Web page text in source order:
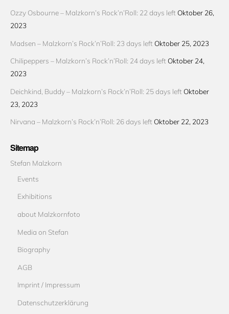
Ozzy Osbourne – Malzkorn’s Rock’n’Roll: 22 days left Oktober 26,
2023
Madsen – Malzkorn’s Rock’n’Roll: 23 days left Oktober 25, 2023
Chilipeppers – Malzkorn’s Rock’n’Roll: 24 days left Oktober 24,
2023
Deichkind, Buddy – Malzkorn’s Rock’n’Roll: 25 days left Oktober
23, 2023
Nirvana – Malzkorn’s Rock’n’Roll: 26 days left Oktober 22, 2023
Sitemap
Stefan Malzkorn
Events
Exhibitions
about Malzkornfoto
Media on Stefan
Biography
AGB
Imprint / Impressum
Datenschutzerklärung